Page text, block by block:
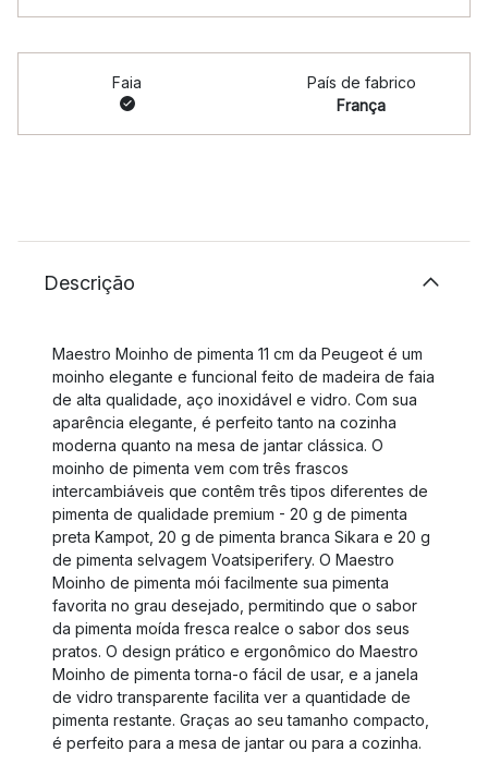
Faia
País de fabrico
França
Descrição
Maestro Moinho de pimenta 11 cm da Peugeot é um
moinho elegante e funcional feito de madeira de faia
de alta qualidade, aço inoxidável e vidro. Com sua
aparência elegante, é perfeito tanto na cozinha
moderna quanto na mesa de jantar clássica. O
moinho de pimenta vem com três frascos
intercambiáveis que contêm três tipos diferentes de
pimenta de qualidade premium - 20 g de pimenta
preta Kampot, 20 g de pimenta branca Sikara e 20 g
de pimenta selvagem Voatsiperifery. O Maestro
Moinho de pimenta mói facilmente sua pimenta
favorita no grau desejado, permitindo que o sabor
da pimenta moída fresca realce o sabor dos seus
pratos. O design prático e ergonômico do Maestro
Moinho de pimenta torna-o fácil de usar, e a janela
de vidro transparente facilita ver a quantidade de
pimenta restante. Graças ao seu tamanho compacto,
é perfeito para a mesa de jantar ou para a cozinha.